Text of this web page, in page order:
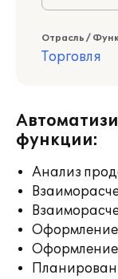
Отрасль /
Торговля
функции:
Анализ
Оформление
Оформление